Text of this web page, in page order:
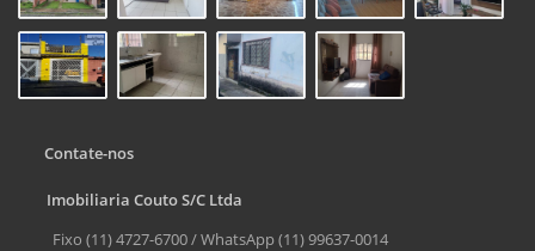
Contate-nos
Imobiliaria Couto S/C Ltda
Fixo (11) 4727-6700 / WhatsApp (11) 99637-0014